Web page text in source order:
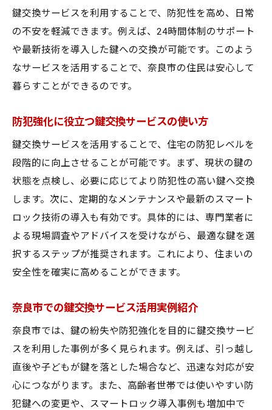
鍵交換サービスを利用することで、防犯性を高め、日常
の不安を軽減できます。例えば、24時間体制のサポート
や最新技術を導入した鍵への交換が可能です。このよう
なサービスを活用することで、奈良市の住民は安心して
暮らすことができるのです。
防犯強化に役立つ鍵交換サービスの使い方
鍵交換サービスを活用することで、住宅の防犯レベルを
段階的に向上させることが可能です。まず、現状の鍵の
状態を点検し、必要に応じてより防犯性の高い鍵へ交換
します。次に、定期的なメンテナンスや最新のスマート
ロック技術の導入も有効です。具体的には、専門業者に
よる現場調査やアドバイスを受けながら、最適な鍵を選
択するステップが推奨されます。これにより、住まいの
安全性を確実に高めることができます。
奈良市での鍵交換サービス活用実例紹介
奈良市では、鍵の紛失や防犯強化を目的に鍵交換サービ
スを利用した事例が多く見られます。例えば、引っ越し
直後や子どもが鍵を落とした場合など、迅速な対応が安
心につながります。また、高齢者世帯では使いやすい防
犯鍵への変更や、スマートロック導入事例も増加中で